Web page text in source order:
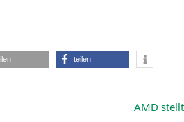
teilen
AMD